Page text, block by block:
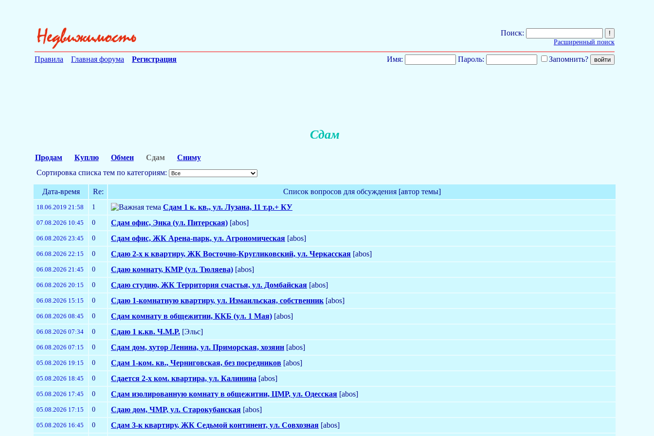
Поиск:
Расширенный поиск
Правила Главная форума Регистрация Имя: Пароль: Запомнить?
Сдам
Продам Куплю Обмен Сдам
Сниму
Сортировка списка тем по категориям:
Дата-время Re: Список вопросов для обсуждения [автор темы]
18.06.2019 21:58 1 Сдам 1 к. кв., ул. Лузана, 11 т.р.+ КУ
07.08.2026 10:45 0 Сдам офис, Энка (ул. Питерская) [abos]
06.08.2026 23:45 0 Сдам офис, ЖК Арена-парк, ул. Агрономическая [abos]
06.08.2026 22:15 0 Сдаю 2-х к квартиру, ЖК Восточно-Кругликовский, ул. Черкасская [abos]
06.08.2026 21:45 0 Сдаю комнату, КМР (ул. Тюляева) [abos]
06.08.2026 20:15 0 Сдаю студию, ЖК Территория счастья, ул. Домбайская [abos]
06.08.2026 15:15 0 Сдаю 1-комнатную квартиру, ул. Измаильская, собственник [abos]
06.08.2026 08:45 0 Сдам комнату в общежитии, ККБ (ул. 1 Мая) [abos]
06.08.2026 07:34 0 Сдаю 1 к.кв. Ч.М.Р. [Эльс]
06.08.2026 07:15 0 Сдам дом, хутор Ленина, ул. Приморская, хозяин [abos]
05.08.2026 19:15 0 Сдам 1-ком. кв., Черниговская, без посредников [abos]
05.08.2026 18:45 0 Сдается 2-х ком. квартира, ул. Калинина [abos]
05.08.2026 17:45 0 Сдам изолированную комнату в общежитии, ЦМР, ул. Одесская [abos]
05.08.2026 17:15 0 Сдаю дом, ЧМР, ул. Старокубанская [abos]
05.08.2026 16:45 0 Сдам 3-к квартиру, ЖК Седьмой континент, ул. Совхозная [abos]